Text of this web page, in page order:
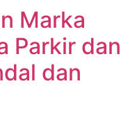
Marka
Parkir dan
dan